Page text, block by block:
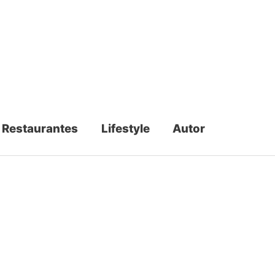
Restaurantes Lifestyle Autor